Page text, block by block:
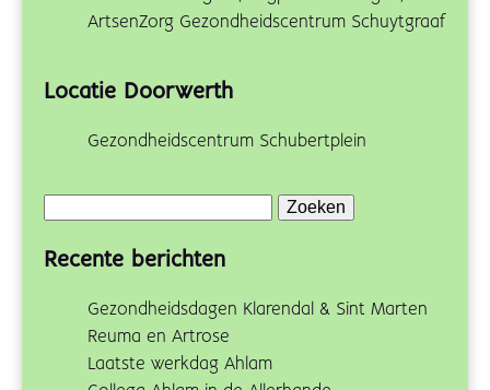
ArtsenZorg Gezondheidscentrum Schuytgraaf
Locatie Doorwerth
Gezondheidscentrum Schubertplein
Recente berichten
Gezondheidsdagen Klarendal & Sint Marten
Reuma en Artrose
Laatste werkdag Ahlam